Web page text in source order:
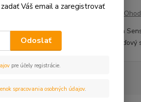
Senzor zrážok Rain
vysoko presný dažďový
Váš email a zaregistrovať
Odoslať
pre účely registrácie.
spracovania osobných údajov.